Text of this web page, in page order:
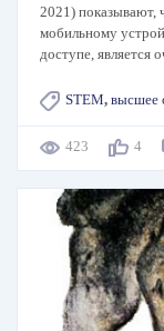
2021) показывают,
мобильному
доступе, является
STEM, высшее
423 4